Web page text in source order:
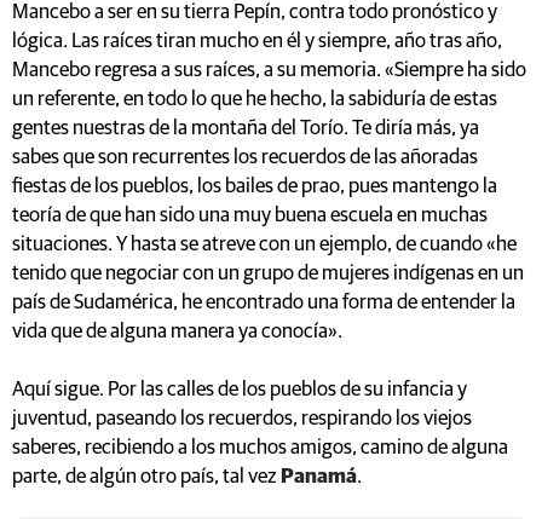
Mancebo a ser en su tierra Pepín, contra todo pronóstico y
lógica. Las raíces tiran mucho en él y siempre, año tras año,
Mancebo regresa a sus raíces, a su memoria. «Siempre ha sido
un referente, en todo lo que he hecho, la sabiduría de estas
gentes nuestras de la montaña del Torío. Te diría más, ya
sabes que son recurrentes los recuerdos de las añoradas
fiestas de los pueblos, los bailes de prao, pues mantengo la
teoría de que han sido una muy buena escuela en muchas
situaciones. Y hasta se atreve con un ejemplo, de cuando «he
tenido que negociar con un grupo de mujeres indígenas en un
país de Sudamérica, he encontrado una forma de entender la
vida que de alguna manera ya conocía».
Aquí sigue. Por las calles de los pueblos de su infancia y
juventud, paseando los recuerdos, respirando los viejos
saberes, recibiendo a los muchos amigos, camino de alguna
parte, de algún otro país, tal vez Panamá.